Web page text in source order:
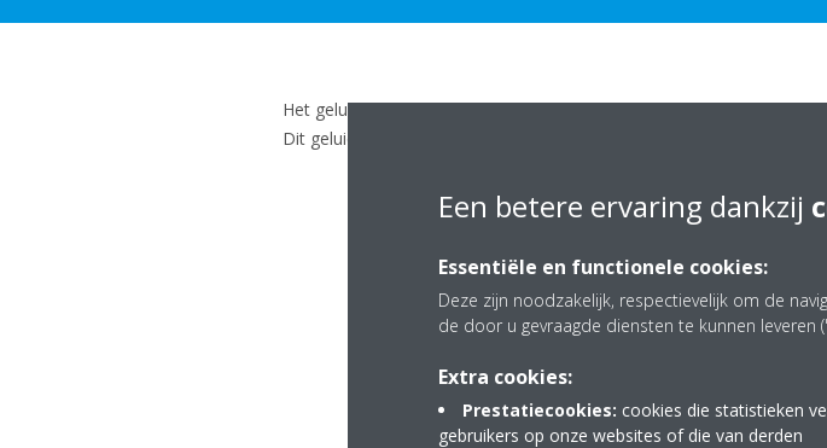
Het geluid van stromend water wordt geproduceerd door het
Dit geluid komt vaker voor wanneer de ontdooifunctie tijdens het
Een betere ervaring dankzij
Essentiële en functionele cookies:
Deze zijn noodzakelijk, respectievelijk om de
de door u gevraagde diensten te kunnen leveren
Extra cookies:
Prestatiecookies: cookies die statistieken
gebruikers op onze websites of die van derden